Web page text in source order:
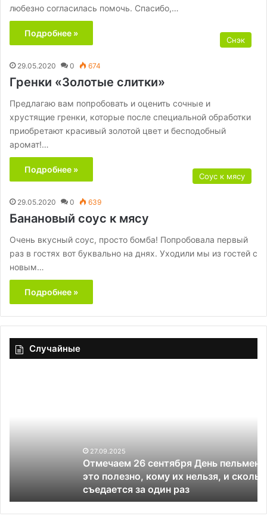
любезно согласилась помочь. Спасибо,…
Подробнее »
Снэк
29.05.2020 0 674
Гренки «Золотые слитки»
Предлагаю вам попробовать и оценить сочные и
хрустящие гренки, которые после специальной обработки
приобретают красивый золотой цвет и бесподобный
аромат!…
Подробнее »
Соус к мясу
29.05.2020 0 639
Банановый соус к мясу
Очень вкусный соус, просто бомба! Попробовала первый
раз в гостях вот буквально на днях. Уходили мы из гостей с
новым…
Подробнее »
Случайные
нельзя,
и
Отмечаем 26 сентября День пельменей: почему
это полезно, кому их нельзя, и сколько обычно
съедается за один раз